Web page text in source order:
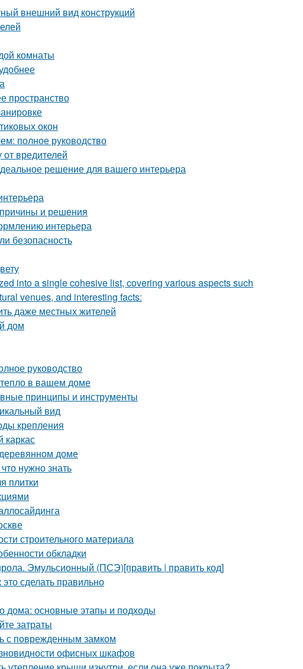
внешний вид конструкций
комнаты
пространство
окон
полное руководство
вредителей
решение для вашего интерьера
и решения
интерьера
безопасность
into a single cohesive list, covering various aspects such
venues, and interesting facts:
даже местных жителей
дом
руководство
в вашем доме
принципы и инструменты
вид
крепления
каркас
деревянном доме
нужно знать
плитки
строительного материала
обкладки
Эмульсионный (ПСЭ)[править | править код]
это сделать правильно
дома: основные этапы и подходы
затраты
с поврежденным замком
офисных шкафов